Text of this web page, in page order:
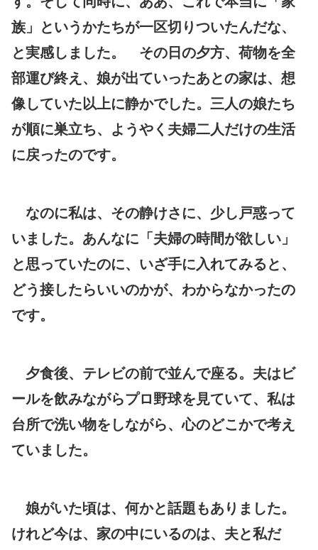
族」というかたちが一区切りついたんだな、
と実感しました。 その日の夕方、荷物を全
部運び終え、娘が出ていったあとの家は、想
像していた以上に静かでした。三人の娘たち
が順に巣立ち、ようやく夫婦二人だけの生活
に戻ったのです。
なのに私は、その静けさに、少し戸惑って
いました。あんなに「夫婦の時間が欲しい」
と思っていたのに、いざ手に入れてみると、
どう接したらいいのかが、わからなかったの
です。
夕食後、テレビの前で並んで座る。夫はビ
ールを飲みながらプロ野球を見ていて、私は
台所で洗い物をしながら、心のどこかで考え
ていました。
娘がいた頃は、何かと話題もありました。
けれど今は、家の中にいるのは、夫と私だ